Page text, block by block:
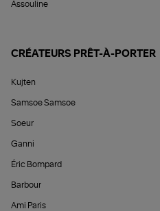
Assouline
CRÉATEURS PRÊT-À-PORTER
Kujten
Samsoe Samsoe
Soeur
Ganni
Éric Bompard
Barbour
Ami Paris